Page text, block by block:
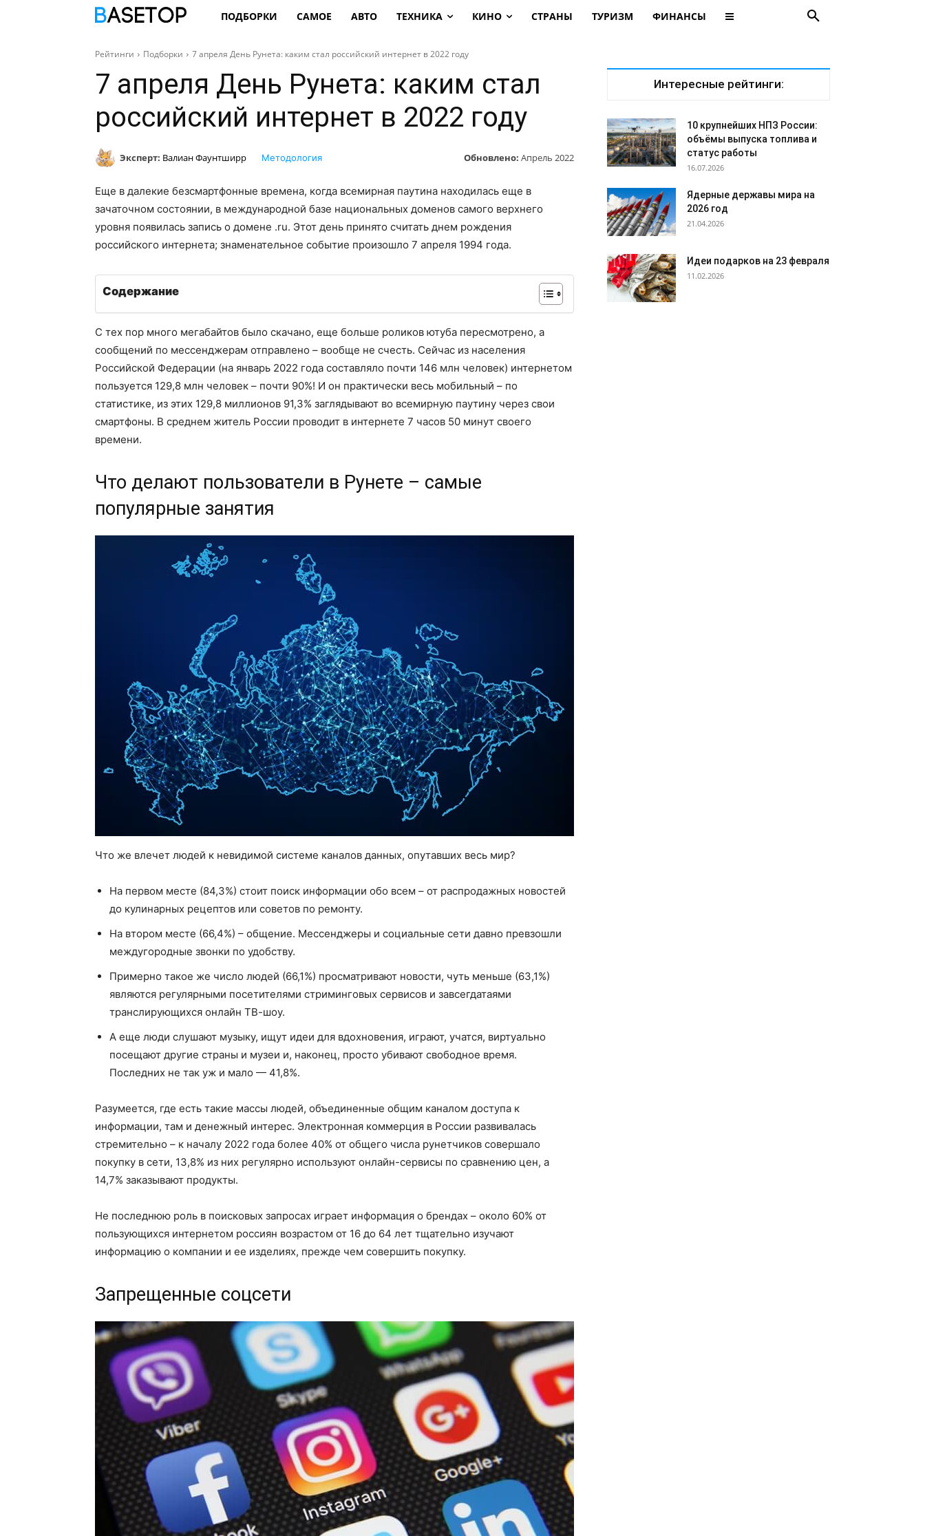
ПОДБОРКИ САМОЕ АВТО ТЕХНИКА КИНО СТРАНЫ ТУРИЗМ ФИНАНСЫ
Рейтинги Подборки 7 апреля День Рунета: каким стал российский интернет в 2022 году
7 апреля День Рунета: каким стал
российский интернет в 2022 году
Эксперт: Валиан Фаунтширр Обновлено: Апрель 2022
Методология
Еще в далекие безсмартфонные времена, когда всемирная паутина находилась еще в
зачаточном состоянии, в международной базе национальных доменов самого верхнего
уровня появилась запись о домене .ru. Этот день принято считать днем рождения
российского интернета; знаменательное событие произошло 7 апреля 1994 года.
Содержание
С тех пор много мегабайтов было скачано, еще больше роликов ютуба пересмотрено, а
сообщений по мессенджерам отправлено – вообще не счесть. Сейчас из населения
Российской Федерации (на январь 2022 года составляло почти 146 млн человек) интернетом
пользуется 129,8 млн человек – почти 90%! И он практически весь мобильный – по
статистике, из этих 129,8 миллионов 91,3% заглядывают во всемирную паутину через свои
смартфоны. В среднем житель России проводит в интернете 7 часов 50 минут своего
времени.
Что делают пользователи в Рунете – самые
популярные занятия
Что же влечет людей к невидимой системе каналов данных, опутавших весь мир?
На первом месте (84,3%) стоит поиск информации обо всем – от распродажных новостей
до кулинарных рецептов или советов по ремонту.
На втором месте (66,4%) – общение. Мессенджеры и социальные сети давно превзошли
междугородные звонки по удобству.
Примерно такое же число людей (66,1%) просматривают новости, чуть меньше (63,1%)
являются регулярными посетителями стриминговых сервисов и завсегдатаями
транслирующихся онлайн ТВ-шоу.
А еще люди слушают музыку, ищут идеи для вдохновения, играют, учатся, виртуально
посещают другие страны и музеи и, наконец, просто убивают свободное время.
Последних не так уж и мало — 41,8%.
Разумеется, где есть такие массы людей, объединенные общим каналом доступа к
информации, там и денежный интерес. Электронная коммерция в России развивалась
стремительно – к началу 2022 года более 40% от общего числа рунетчиков совершало
покупку в сети, 13,8% из них регулярно используют онлайн-сервисы по сравнению цен, а
14,7% заказывают продукты.
Не последнюю роль в поисковых запросах играет информация о брендах – около 60% от
пользующихся интернетом россиян возрастом от 16 до 64 лет тщательно изучают
информацию о компании и ее изделиях, прежде чем совершить покупку.
Запрещенные соцсети
Интересные рейтинги:
10 крупнейших НПЗ России:
объёмы выпуска топлива и
статус работы
16.07.2026
Ядерные державы мира на
2026 год
21.04.2026
Идеи подарков на 23 февраля
11.02.2026